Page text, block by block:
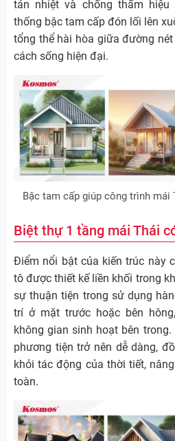
tản nhiệt và chống thấm hiệu
thống bậc tam cấp đón lối lên
tổng thể hài hòa giữa đường
cách sống hiện đại.
Bậc tam cấp giúp công trình mái
Biệt thự 1 tầng mái Thái
Điểm nổi bật của kiến trúc này
tô được thiết kế liền khối trong
sự thuận tiện trong sử dụng
trí ở mặt trước hoặc bên
không gian sinh hoạt bên
phương tiện trở nên dễ dàng,
khỏi tác động của thời tiết,
toàn.